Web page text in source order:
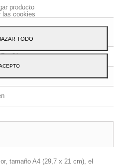
producto
x 21 cm
francés
tamaño A4 (29,7 x 21 cm), el
su uso pulse el botón Acepto.
las cookies
TODO
ACEPTO